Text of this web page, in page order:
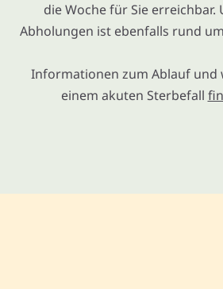
die Woche für Sie erreichbar.
Abholungen ist ebenfalls rund
Informationen zum Ablauf und
einem akuten Sterbefall